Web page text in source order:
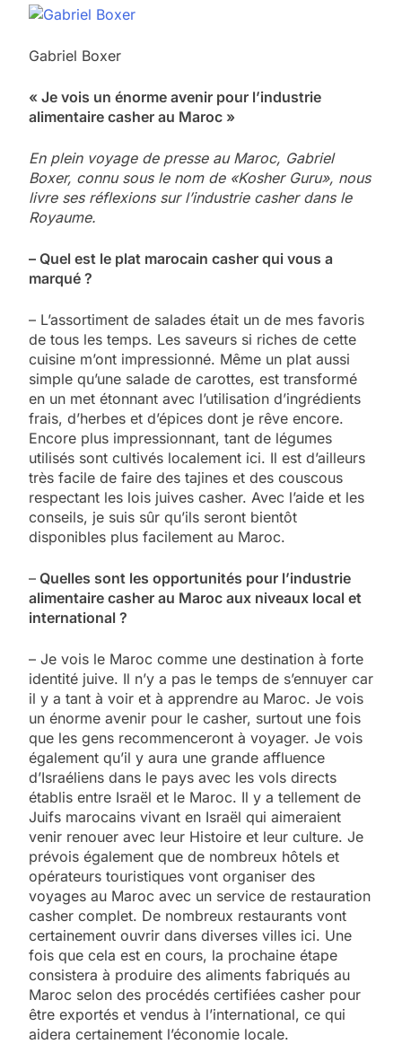
Gabriel Boxer
« Je vois un énorme avenir pour l’industrie
alimentaire casher au Maroc »
En plein voyage de presse au Maroc, Gabriel
Boxer, connu sous le nom de «Kosher Guru», nous
livre ses réflexions sur l’industrie casher dans le
Royaume.
– Quel est le plat marocain casher qui vous a
marqué ?
– L’assortiment de salades était un de mes favoris
de tous les temps. Les saveurs si riches de cette
cuisine m’ont impressionné. Même un plat aussi
simple qu’une salade de carottes, est transformé
en un met étonnant avec l’utilisation d’ingrédients
frais, d’herbes et d’épices dont je rêve encore.
Encore plus impressionnant, tant de légumes
utilisés sont cultivés localement ici. Il est d’ailleurs
très facile de faire des tajines et des couscous
respectant les lois juives casher. Avec l’aide et les
conseils, je suis sûr qu’ils seront bientôt
disponibles plus facilement au Maroc.
– Quelles sont les opportunités pour l’industrie
alimentaire casher au Maroc aux niveaux local et
international ?
– Je vois le Maroc comme une destination à forte
identité juive. Il n’y a pas le temps de s’ennuyer car
il y a tant à voir et à apprendre au Maroc. Je vois
un énorme avenir pour le casher, surtout une fois
que les gens recommenceront à voyager. Je vois
également qu’il y aura une grande affluence
d’Israéliens dans le pays avec les vols directs
établis entre Israël et le Maroc. Il y a tellement de
Juifs marocains vivant en Israël qui aimeraient
venir renouer avec leur Histoire et leur culture. Je
prévois également que de nombreux hôtels et
opérateurs touristiques vont organiser des
voyages au Maroc avec un service de restauration
casher complet. De nombreux restaurants vont
certainement ouvrir dans diverses villes ici. Une
fois que cela est en cours, la prochaine étape
consistera à produire des aliments fabriqués au
Maroc selon des procédés certifiées casher pour
être exportés et vendus à l’international, ce qui
aidera certainement l’économie locale.